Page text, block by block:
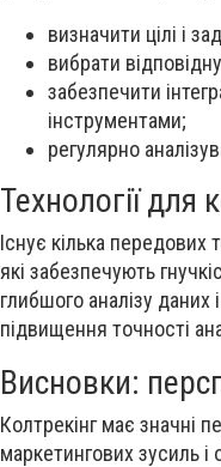
визначити цілі і
вибрати
забезпечити
інструментами;
регулярно
Технології для
Існує кілька
які забезпечують
глибшого аналізу даних
підвищення точності
Висновки:
Колтрекінг має значні
маркетингових зусиль і